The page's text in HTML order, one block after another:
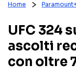
CANALI TV
PROGRAMMI TV
PERSONAGGI TV
Home
UFC 324
ascolti
con oltre